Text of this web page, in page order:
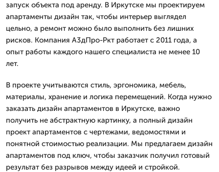
запуск объекта под аренду. В Иркутске мы проектируем
апартаменты дизайн так, чтобы интерьер выглядел
цельно, а ремонт можно было выполнить без лишних
рисков. Компания А3дПро-Ркт работает с 2011 года, а
опыт работы каждого нашего специалиста не менее 10
лет.
В проекте учитываются стиль, эргономика, мебель,
материалы, хранение и логика перемещений. Когда нужно
заказать дизайн апартаментов в Иркутске, важно
получить не абстрактную картинку, а полный дизайн
проект апартаментов с чертежами, ведомостями и
понятной стоимостью реализации. Мы предлагаем дизайн
апартаментов под ключ, чтобы заказчик получил готовый
результат без разрывов между идеей и стройкой.